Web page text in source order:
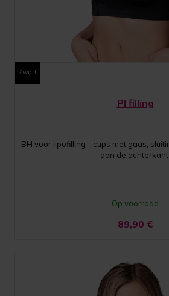
Zwart
PI filling
BH voor lipofilling - cups met gaas,
aan de achterkant
Op voorraad
89,90 €